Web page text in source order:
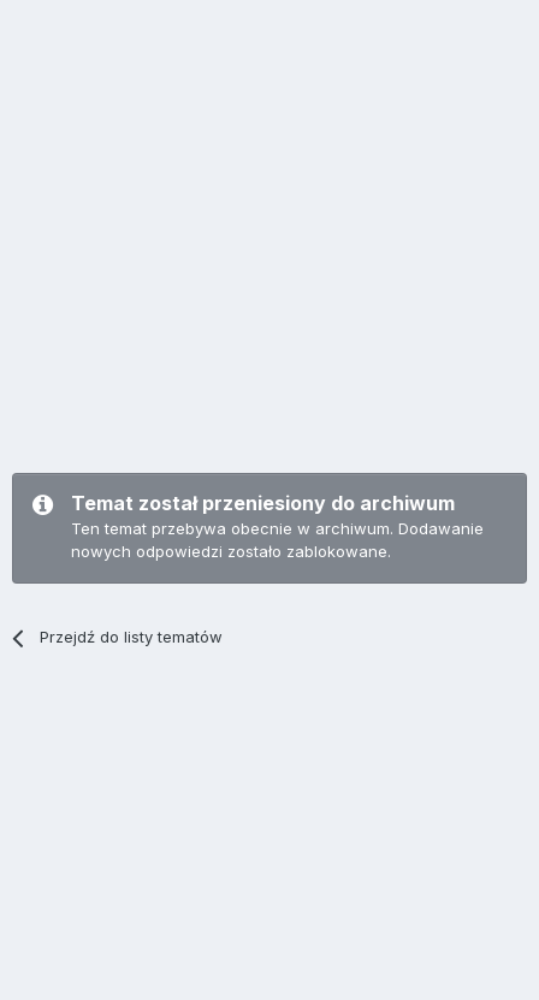
Temat został przeniesiony do archiwum
Ten temat przebywa obecnie w archiwum. Dodawanie
nowych odpowiedzi zostało zablokowane.
Przejdź do listy tematów